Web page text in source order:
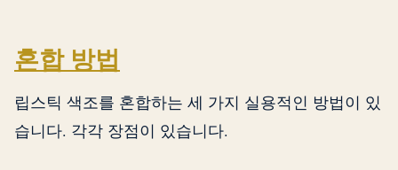
혼합 방법
립스틱 색조를 혼합하는 세 가지 실용적인 방법이 있
습니다. 각각 장점이 있습니다.